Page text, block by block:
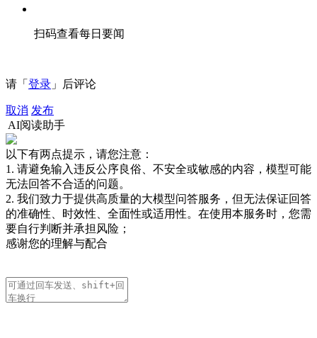
扫码查看每日要闻
请「 登录 」后评论
取消 发布
AI阅读助手
以下有两点提示，请您注意：
1. 请避免输入违反公序良俗、不安全或敏感的内容，模型可能
无法回答不合适的问题。
2. 我们致力于提供高质量的大模型问答服务，但无法保证回答
的准确性、时效性、全面性或适用性。在使用本服务时，您需
要自行判断并承担风险；
感谢您的理解与配合